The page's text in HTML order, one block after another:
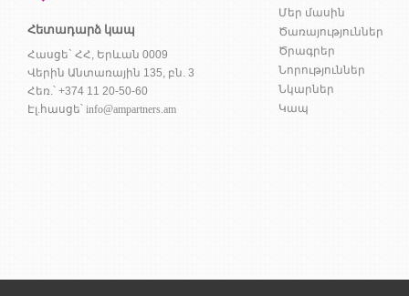
Հետադարձ կապ
Հասցե` ՀՀ, Երևան 0009
Վերին Անտառային 135, բն. 3
Հեռ.՝ +374 11 20-50-60
Էլ.հասցե՝ info@ampartners.am
Մեր մասին
Ծառայություններ
Ծրագրեր
Նորություններ
Նկարներ
Կապ